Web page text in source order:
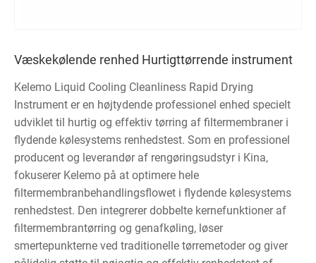
Væskekølende renhed Hurtigttørrende instrument
Kelemo Liquid Cooling Cleanliness Rapid Drying
Instrument er en højtydende professionel enhed specielt
udviklet til hurtig og effektiv tørring af filtermembraner i
flydende kølesystems renhedstest. Som en professionel
producent og leverandør af rengøringsudstyr i Kina,
fokuserer Kelemo på at optimere hele
filtermembranbehandlingsflowet i flydende kølesystems
renhedstest. Den integrerer dobbelte kernefunktioner af
filtermembrantørring og genafkøling, løser
smertepunkterne ved traditionelle tørremetoder og giver